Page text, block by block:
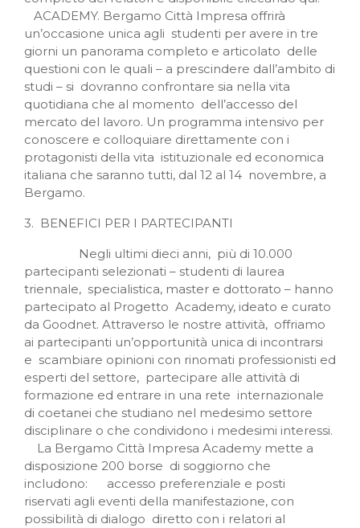
ACADEMY. Bergamo Città Impresa offrirà
un’occasione unica agli studenti per avere in tre
giorni un panorama completo e articolato delle
questioni con le quali – a prescindere dall’ambito di
studi – si dovranno confrontare sia nella vita
quotidiana che al momento dell’accesso del
mercato del lavoro. Un programma intensivo per
conoscere e colloquiare direttamente con i
protagonisti della vita istituzionale ed economica
italiana che saranno tutti, dal 12 al 14 novembre, a
Bergamo.
3. BENEFICI PER I PARTECIPANTI
Negli ultimi dieci anni, più di 10.000
partecipanti selezionati – studenti di laurea
triennale, specialistica, master e dottorato – hanno
partecipato al Progetto Academy, ideato e curato
da Goodnet. Attraverso le nostre attività, offriamo
ai partecipanti un’opportunità unica di incontrarsi
e scambiare opinioni con rinomati professionisti ed
esperti del settore, partecipare alle attività di
formazione ed entrare in una rete internazionale
di coetanei che studiano nel medesimo settore
disciplinare o che condividono i medesimi interessi.
La Bergamo Città Impresa Academy mette a
disposizione 200 borse di soggiorno che
includono: accesso preferenziale e posti
riservati agli eventi della manifestazione, con
possibilità di dialogo diretto con i relatori al